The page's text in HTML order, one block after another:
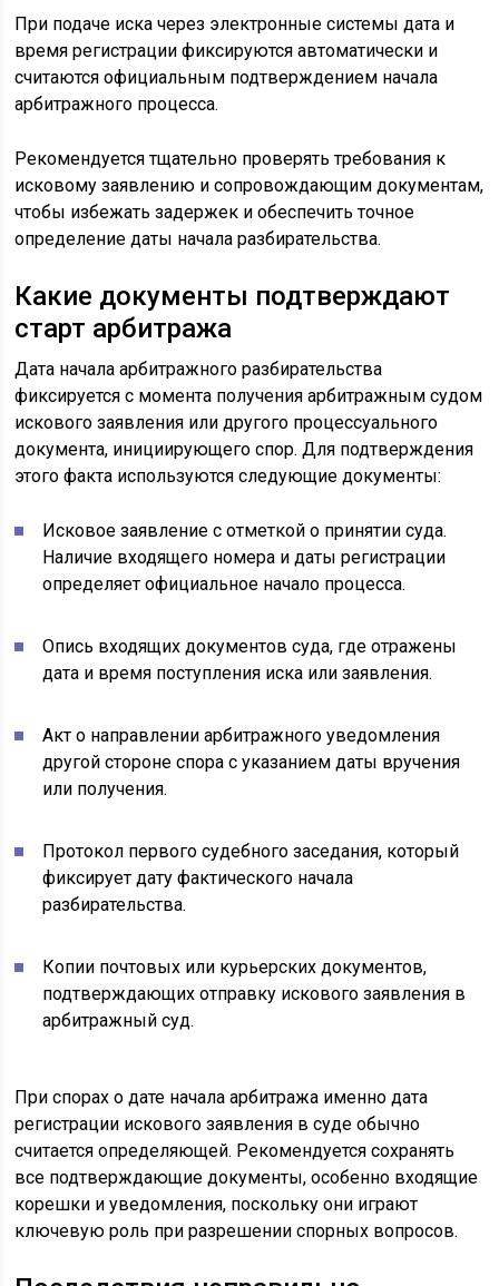
При подаче иска через электронные системы дата и
время регистрации фиксируются автоматически и
считаются официальным подтверждением начала
арбитражного процесса.
Рекомендуется тщательно проверять требования к
исковому заявлению и сопровождающим документам,
чтобы избежать задержек и обеспечить точное
определение даты начала разбирательства.
Какие документы подтверждают
старт арбитража
Дата начала арбитражного разбирательства
фиксируется с момента получения арбитражным судом
искового заявления или другого процессуального
документа, инициирующего спор. Для подтверждения
этого факта используются следующие документы:
Исковое заявление с отметкой о принятии суда.
Наличие входящего номера и даты регистрации
определяет официальное начало процесса.
Опись входящих документов суда, где отражены
дата и время поступления иска или заявления.
Акт о направлении арбитражного уведомления
другой стороне спора с указанием даты вручения
или получения.
Протокол первого судебного заседания, который
фиксирует дату фактического начала
разбирательства.
Копии почтовых или курьерских документов,
подтверждающих отправку искового заявления в
арбитражный суд.
При спорах о дате начала арбитража именно дата
регистрации искового заявления в суде обычно
считается определяющей. Рекомендуется сохранять
все подтверждающие документы, особенно входящие
корешки и уведомления, поскольку они играют
ключевую роль при разрешении спорных вопросов.